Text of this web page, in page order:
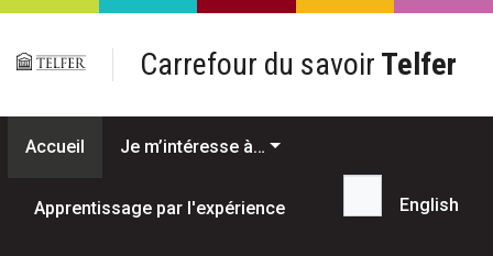
Passer au contenu principal
Carrefour du savoir Telfer
Accueil Je m’intéresse à…
Apprentissage par l'expérience
Recherche...
English